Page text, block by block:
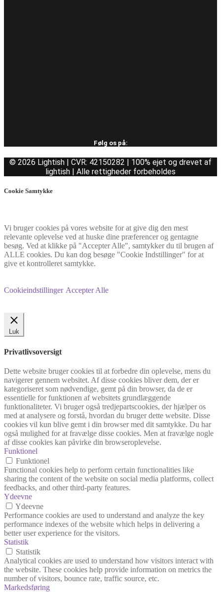
Følg os på:
© 2026 Lightish | CVR: 42150282 | 100% ejet og drevet af
lightish | Alle rettigheder forbeholdes
Cookie Samtykke
Vi bruger cookies på vores website for at give dig den mest
relevante oplevelse ved at huske dine præferencer og gentagne
besøg. Ved at klikke på "Accepter Alle", samtykker du til brugen af
ALLE cookies. Du kan dog besøge "Cookie Indstillinger" for at
give et kontrolleret samtykke.
Cookieindstillinger Accepter Alle
Luk
Privatlivsoversigt
Dette website bruger cookies til at forbedre din oplevelse, mens du
navigerer gennem websitet. Af disse cookies bliver dem, der er
kategoriseret som nødvendige, gemt på din browser, da de er
essentielle for funktionen af websitets grundlæggende
funktionaliteter. Vi bruger også tredjepartscookies, der hjælper os
med at analysere og forstå, hvordan du bruger dette website. Disse
cookies vil kun blive gemt i din browser med dit samtykke. Du har
også mulighed for at fravælge disse cookies. Men at fravælge nogle
af disse cookies kan påvirke din browseroplevelse.
Funktionel
Funktionel
Functional cookies help to perform certain functionalities like
sharing the content of the website on social media platforms, collect
feedbacks, and other third-party features.
Ydeevne
Ydeevne
Performance cookies are used to understand and analyze the key
performance indexes of the website which helps in delivering a
better user experience for the visitors.
Statistik
Statistik
Analytical cookies are used to understand how visitors interact with
the website. These cookies help provide information on metrics the
number of visitors, bounce rate, traffic source, etc.
Markedsføring